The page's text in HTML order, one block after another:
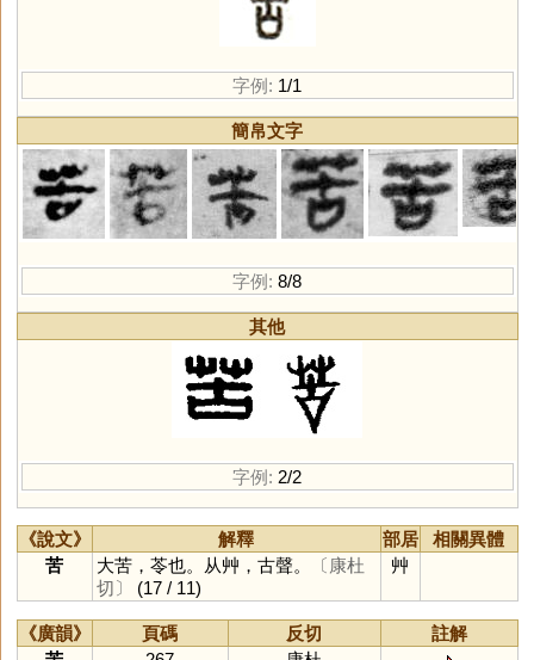
字例: 1/1
簡帛文字
字例: 8/8
其他
字例: 2/2
《說文》 解釋 部居
相關異體
苦
大苦，苓也。从艸，古聲。
〔康杜
切〕
(17 / 11)
艸
《廣韻》 頁碼 反切
註解